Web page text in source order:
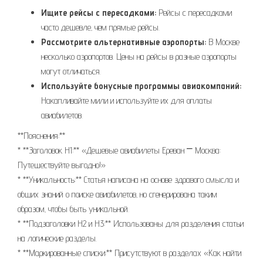
Ищите рейсы с пересадками: Рейсы с пересадками
часто дешевле‚ чем прямые рейсы.
Рассмотрите альтернативные аэропорты: В Москве
несколько аэропортов. Цены на рейсы в разные аэропорты
могут отличаться.
Используйте бонусные программы авиакомпаний:
Накапливайте мили и используйте их для оплаты
авиабилетов.
**Пояснения:**
* **Заголовок H1:** «Дешевые авиабилеты Ереван ⎻ Москва:
Путешествуйте выгодно!»
* **Уникальность:** Статья написана на основе здравого смысла и
общих знаний о поиске авиабилетов‚ но сгенерирована таким
образом‚ чтобы быть уникальной.
* **Подзаголовки H2 и H3:** Использованы для разделения статьи
на логические разделы.
* **Маркированные списки:** Присутствуют в разделах «Как найти